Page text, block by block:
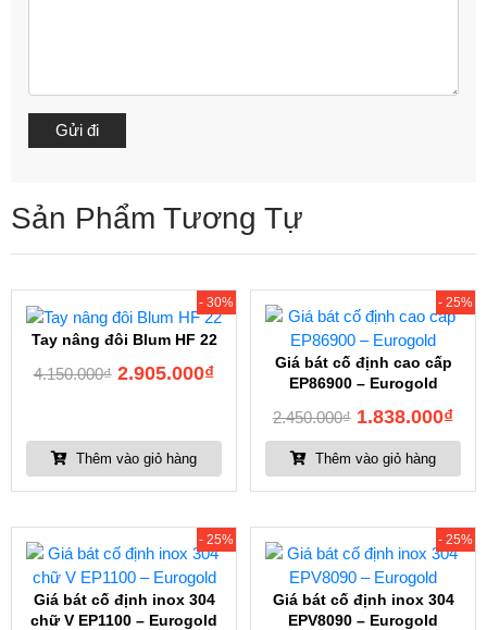
Sản Phẩm Tương Tự
- 30%
Tay nâng đôi Blum HF 22
4.150.000₫ 2.905.000₫
Thêm vào giỏ hàng
- 25%
Giá bát cố định cao cấp
EP86900 – Eurogold
2.450.000₫ 1.838.000₫
Thêm vào giỏ hàng
- 25%
Giá bát cố định inox 304
chữ V EP1100 – Eurogold
- 25%
Giá bát cố định inox 304
EPV8090 – Eurogold